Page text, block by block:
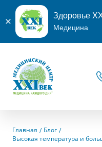
Здоровье
Медицина
Главная
Блог
Высокая температура и